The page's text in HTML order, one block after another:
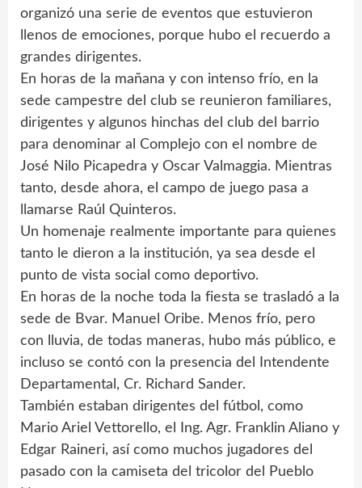
organizó una serie de eventos que estuvieron
llenos de emociones, porque hubo el recuerdo a
grandes dirigentes.
En horas de la mañana y con intenso frío, en la
sede campestre del club se reunieron familiares,
dirigentes y algunos hinchas del club del barrio
para denominar al Complejo con el nombre de
José Nilo Picapedra y Oscar Valmaggia. Mientras
tanto, desde ahora, el campo de juego pasa a
llamarse Raúl Quinteros.
Un homenaje realmente importante para quienes
tanto le dieron a la institución, ya sea desde el
punto de vista social como deportivo.
En horas de la noche toda la fiesta se trasladó a la
sede de Bvar. Manuel Oribe. Menos frío, pero
con lluvia, de todas maneras, hubo más público, e
incluso se contó con la presencia del Intendente
Departamental, Cr. Richard Sander.
También estaban dirigentes del fútbol, como
Mario Ariel Vettorello, el Ing. Agr. Franklin Aliano y
Edgar Raineri, así como muchos jugadores del
pasado con la camiseta del tricolor del Pueblo